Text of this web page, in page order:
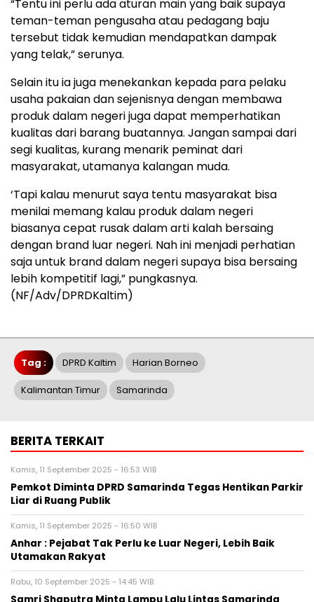
“Tentu ini perlu ada aturan main yang baik supaya
teman-teman pengusaha atau pedagang baju
tersebut tidak kemudian mendapatkan dampak
yang telak,” serunya.
Selain itu ia juga menekankan kepada para pelaku
usaha pakaian dan sejenisnya dengan membawa
produk dalam negeri juga dapat memperhatikan
kualitas dari barang buatannya. Jangan sampai dari
segi kualitas, kurang menarik peminat dari
masyarakat, utamanya kalangan muda.
‘Tapi kalau menurut saya tentu masyarakat bisa
menilai memang kalau produk dalam negeri
biasanya cepat rusak dalam arti kalah bersaing
dengan brand luar negeri. Nah ini menjadi perhatian
saja untuk brand dalam negeri supaya bisa bersaing
lebih kompetitif lagi,” pungkasnya.
(NF/Adv/DPRDKaltim)
Tag : DPRD Kaltim Harian Borneo
Kalimantan Timur Samarinda
BERITA TERKAIT
Kamis, 11 September 2025 - 16:53 WIB
Pemkot Diminta DPRD Samarinda Tegas Hentikan Parkir
Liar di Ruang Publik
Kamis, 11 September 2025 - 16:50 WIB
Anhar : Pejabat Tak Perlu ke Luar Negeri, Lebih Baik
Utamakan Rakyat
Rabu, 10 September 2025 - 14:45 WIB